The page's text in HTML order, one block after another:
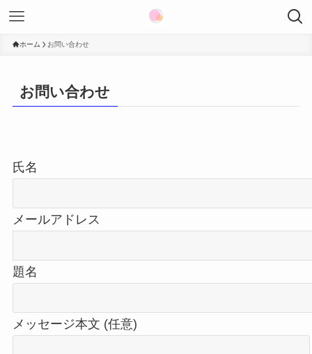
ホーム お問い合わせ
お問い合わせ
氏名
メールアドレス
題名
メッセージ本文 (任意)